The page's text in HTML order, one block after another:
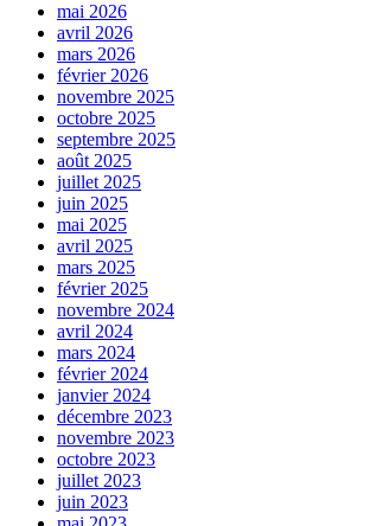
mai 2026
avril 2026
mars 2026
février 2026
novembre 2025
octobre 2025
septembre 2025
août 2025
juillet 2025
juin 2025
mai 2025
avril 2025
mars 2025
février 2025
novembre 2024
avril 2024
mars 2024
février 2024
janvier 2024
décembre 2023
novembre 2023
octobre 2023
juillet 2023
juin 2023